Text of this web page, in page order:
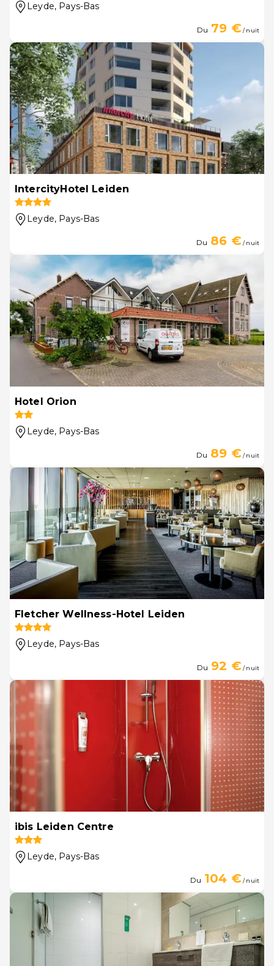
Leyde, Pays-Bas
Du 79 €/ nuit
IntercityHotel Leiden
Leyde, Pays-Bas
Du 86 €/ nuit
Hotel Orion
Leyde, Pays-Bas
Du 89 €/ nuit
Fletcher Wellness-Hotel Leiden
Leyde, Pays-Bas
Du 92 €/ nuit
ibis Leiden Centre
Leyde, Pays-Bas
Du 104 €/ nuit